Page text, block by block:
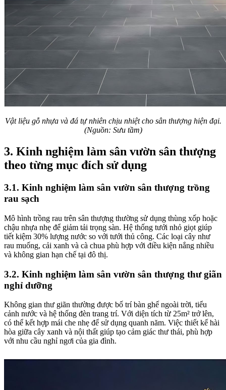
Vật liệu gỗ nhựa và đá tự nhiên chịu nhiệt cho sân thượng hiện đại.
(Nguồn: Sưu tầm)
3. Kinh nghiệm làm sân vườn sân thượng
theo từng mục đích sử dụng
3.1. Kinh nghiệm làm sân vườn sân thượng trồng
rau sạch
Mô hình trồng rau trên sân thượng thường sử dụng thùng xốp hoặc
chậu nhựa nhẹ để giảm tải trọng sàn. Hệ thống tưới nhỏ giọt giúp
tiết kiệm 30% lượng nước so với tưới thủ công. Các loại cây như
rau muống, cải xanh và cà chua phù hợp với điều kiện nắng nhiều
và không gian hạn chế tại đô thị.
3.2. Kinh nghiệm làm sân vườn sân thượng thư giãn
nghỉ dưỡng
Không gian thư giãn thường được bố trí bàn ghế ngoài trời, tiểu
cảnh nước và hệ thống đèn trang trí. Với diện tích từ 25m² trở lên,
có thể kết hợp mái che nhẹ để sử dụng quanh năm. Việc thiết kế hài
hòa giữa cây xanh và nội thất giúp tạo cảm giác thư thái, phù hợp
với nhu cầu nghỉ ngơi của gia đình.